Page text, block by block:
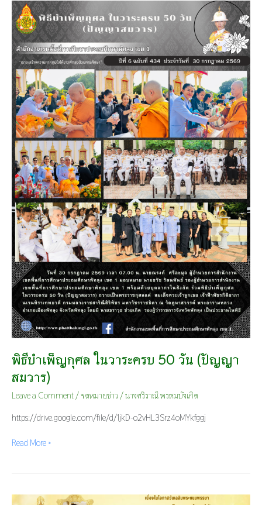
พิธีบำเพ็ญกุศล ในวาระครบ 50 วัน (ปัญญา
สมวาร)
Leave a Comment /จดหมายข่าว /นางศริราณี พรหมบังเกิด
https://drive.google.com/file/d/1jkD-o2vHL3Srz4oMYkfggj
พิธี
บำเพ็ญ
กุศล
ใน
วาระ
ครบ
50
วัน
(ปัญญา
สม
วาร)
Read More »